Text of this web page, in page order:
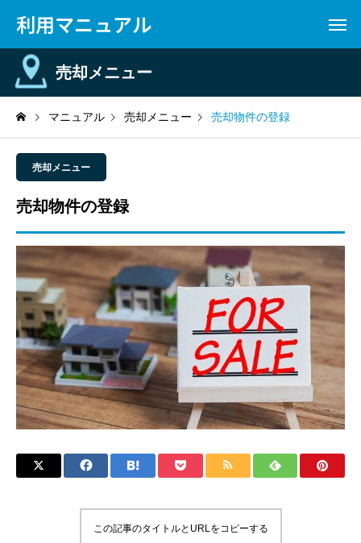
利用マニュアル
売却メニュー
マニュアル 売却メニュー 売却物件の登録
売却メニュー
売却物件の登録
この記事のタイトルとURLをコピーする